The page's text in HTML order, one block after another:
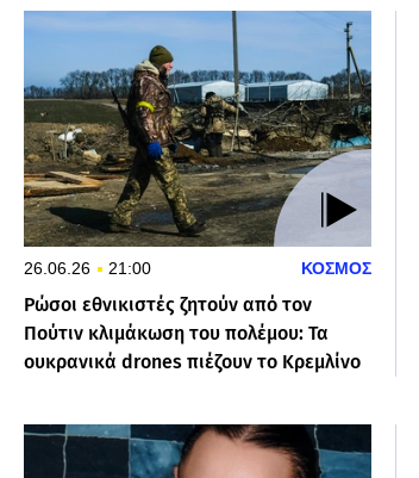
26.06.26 21:00 ΚΟΣΜΟΣ
Ρώσοι εθνικιστές ζητούν από τον
Πούτιν κλιμάκωση του πολέμου: Τα
ουκρανικά drones πιέζουν το Κρεμλίνο